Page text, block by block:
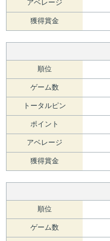
アベレージ
獲得賞金
順位
ゲーム数
トータルピン
ポイント
アベレージ
獲得賞金
順位
ゲーム数